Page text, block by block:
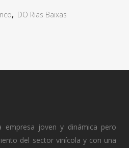
, DO Rias Baixas
empresa joven y dinámica pero
del sector vinícola y con una